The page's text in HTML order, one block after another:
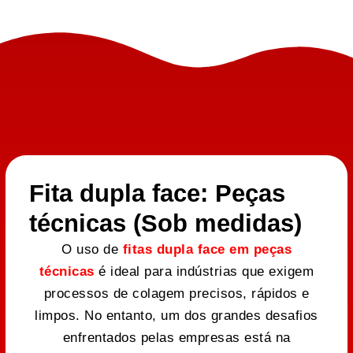
Fita dupla face: Peças
técnicas (Sob medidas)
O uso de fitas dupla face em peças
técnicas é ideal para indústrias que exigem
processos de colagem precisos, rápidos e
limpos. No entanto, um dos grandes desafios
enfrentados pelas empresas está na